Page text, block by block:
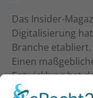
Das Insider-
Digitalisierung
Branche etabliert.
Einen
Entwicklung hat
inhaltlichen